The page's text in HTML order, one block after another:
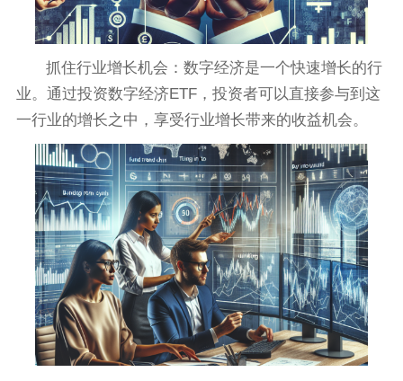
抓住行业增长机会：数字经济是一个快速增长的行
业。通过投资数字经济ETF，投资者可以直接参与到这
一行业的增长之中，享受行业增长带来的收益机会。